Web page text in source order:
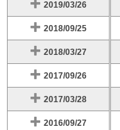
2019/03/26
2018/09/25
2018/03/27
2017/09/26
2017/03/28
2016/09/27